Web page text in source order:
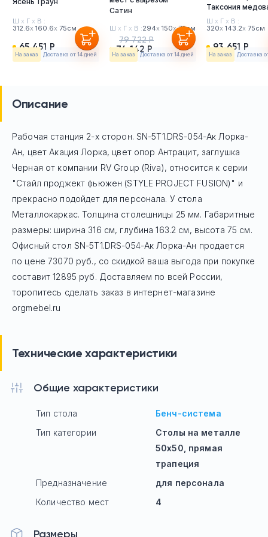
Ш х Г х В :
312.6х 160.6х 75см
65 451 Р
На заказ Доставка от 14 дней
Сатин
Ш х Г х В :294х 150х75см
74 142 Р
79 722 Р
На заказ Доставка от 14 дней
Таксония
Ш х Г х В :
320х 143.2х 75см
93 651 Р
На заказ Доставка
Описание
Рабочая станция 2-х сторон. SN-5T1.DRS-054-Ак Лорка-
Ан, цвет Акация Лорка, цвет опор Антрацит, заглушка
Черная от компании RV Group (Riva), относится к серии
"Стайл проджект фьюжен (STYLE PROJECT FUSION)" и
прекрасно подойдет для персонала. У стола
Mеталлокаркас. Толщина столешницы 25 мм. Габаритные
размеры: ширина 316 см, глубина 163.2 см, высота 75 см.
Офисный стол SN-5T1.DRS-054-Ак Лорка-Ан продается
по цене73070 руб., со скидкой ваша выгода при покупке
составит 12895 руб. Доставляем по всей России,
торопитесь сделать заказ в интернет-магазине
orgmebel.ru
Технические характеристики
Общие характеристики
Тип стола
Бенч-система
Тип категории
Столы на металле
50х50, прямая
трапеция
Предназначение
для персонала
Количество мест
4
Размеры